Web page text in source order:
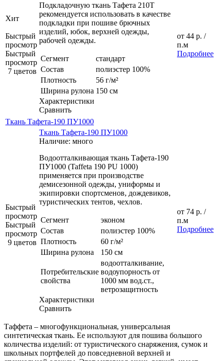
Хит
Быстрый
просмотр
Быстрый
просмотр
7 цветов
Подкладочную ткань Тафета 210Т
рекомендуется использовать в качестве
подкладки при пошиве брючных
изделий, юбок, верхней одежды,
рабочей одежды.
Сегмент
стандарт
Состав
полиэстер 100%
Плотность
56 г/м²
Ширина рулона 150 см
Характеристики
Сравнить
от 44 р. /
п.м
Подробнее
Ткань Тафета-190 ПУ1000
Быстрый
просмотр
Быстрый
просмотр
9 цветов
Ткань Тафета-190 ПУ1000
Наличие: много
Водоотталкивающая ткань Тафета-190
ПУ1000 (Taffeta 190 PU 1000)
применяется при производстве
демисезонной одежды, униформы и
экипировки спортсменов, дождевиков,
туристических тентов, чехлов.
Сегмент
эконом
Состав
полиэстер 100%
Плотность
60 г/м²
Ширина рулона
150 см
Потребительские
свойства
водоотталкивание,
водоупорность от
1000 мм вод.ст.,
ветрозащитность
Характеристики
Сравнить
от 74 р. /
п.м
Подробнее
Таффета – многофункциональная, универсальная
синтетическая ткань. Ее используют для пошива большого
количества изделий: от туристического снаряжения, сумок и
школьных портфелей до повседневной верхней и